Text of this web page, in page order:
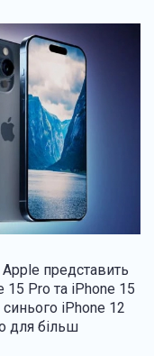
представить
15 Pro та iPhone 15
iPhone 12
для більш